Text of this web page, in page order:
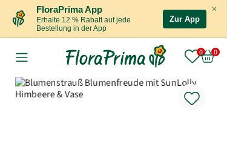
×
FloraPrima App
Erhalte 12 % Rabatt auf jede
Bestellung in der App
Zur App